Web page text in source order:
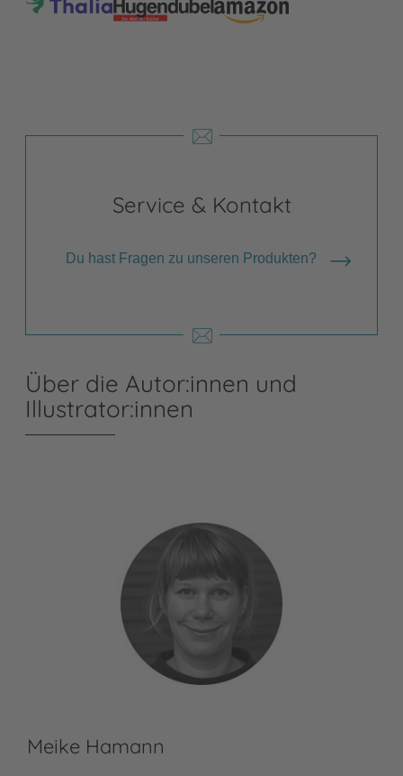
Service & Kontakt
Du hast Fragen zu unseren Produkten?
Über die Autor:innen und
Illustrator:innen
Meike Hamann